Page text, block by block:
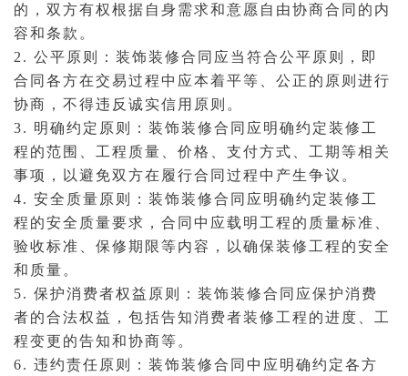
的，双方有权根据自身需求和意愿自由协商合同的内
容和条款。
2. 公平原则：装饰装修合同应当符合公平原则，即
合同各方在交易过程中应本着平等、公正的原则进行
协商，不得违反诚实信用 原则。
3. 明确约定原则：装饰装修合同应明确约定装修工
程的范围、工程质量、价格、支付方式、工期等相关
事项，以避免双方在履行合同过程中产生争议。
4. 安全质量原则：装饰装修合同应明确约定装修工
程的安全质量要求，合同中应载明工程的质量标准、
验收标准、保修期限等内容，以确保装修工程的安全
和质量。
5. 保护消费者权益原则：装饰装修合同应保护消费
者的合法权益，包括告知消费者装修工程的进度、工
程变更的告知和协商等。
6.违约责任原则：装饰装修合同中应明确约定各方